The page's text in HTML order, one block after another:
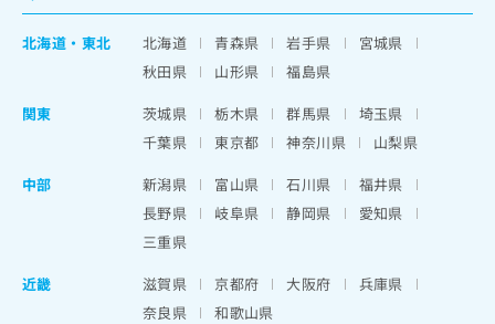
北海道 ・ 東北 北海道 青森県 岩手県
宮城県
秋田県
山形県
福島県
関東
茨城県 栃木県 群馬県
埼玉県
千葉県
東京都 神奈川県
山梨県
中部
新潟県 富山県 石川県
福井県
長野県
岐阜県 静岡県
愛知県
三重県
近畿
滋賀県 京都府 大阪府
兵庫県
奈良県
和歌山県